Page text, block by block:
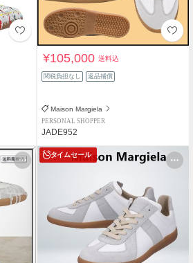
¥105,000送料込
関税負担なし 返品補償
Maison Margiela
PERSONAL SHOPPER
JADE952
タイムセール